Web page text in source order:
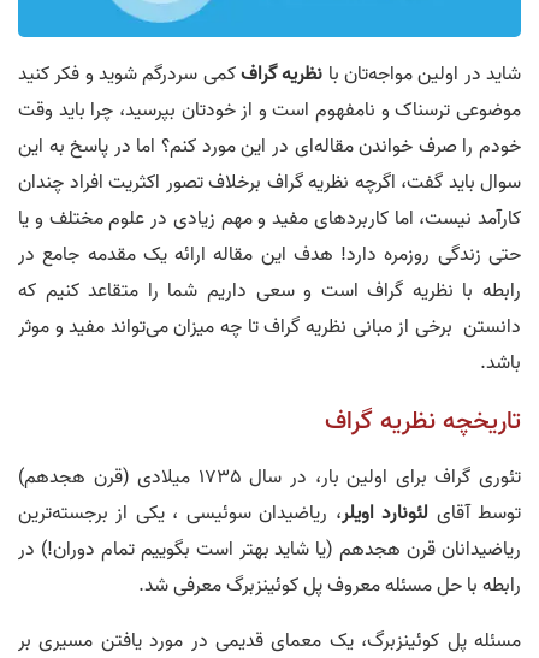
شاید در اولین مواجه‌­تان با نظریه گرافکمی سردرگم شوید و فکر کنید
موضوعی ترسناک و نامفهوم است و از خودتان بپرسید، چرا باید وقت
خودم را صرف خواندن مقاله­‌ای در این مورد کنم؟ اما در پاسخ به این
سوال باید گفت، اگرچه نظریه گراف برخلاف تصور اکثریت افراد چندان
کارآمد نیست، اما کاربردهای مفید و مهم زیادی در علوم مختلف و یا
حتی زندگی روزمره دارد! هدف این مقاله ارائه یک مقدمه جامع در
رابطه با نظریه گراف است و سعی داریم شما را متقاعد کنیم که
دانستن برخی از مبانی نظریه گراف تا چه میزان می­‌تواند مفید و موثر
باشد.
تاریخچه نظریه گراف
تئوری گراف برای اولین بار، در سال 1735 میلادی (قرن هجدهم)
توسط آقای لئونارد اویلر، ریاضیدان سوئیسی ، یکی از برجسته­‌ترین
ریاضیدانان قرن هجدهم (یا شاید بهتر است بگوییم تمام دوران!) در
رابطه با حل مسئله معروف پل کوئینزبرگ معرفی شد.
مسئله پل کوئینزبرگ، یک معمای قدیمی در مورد یافتن مسیری بر